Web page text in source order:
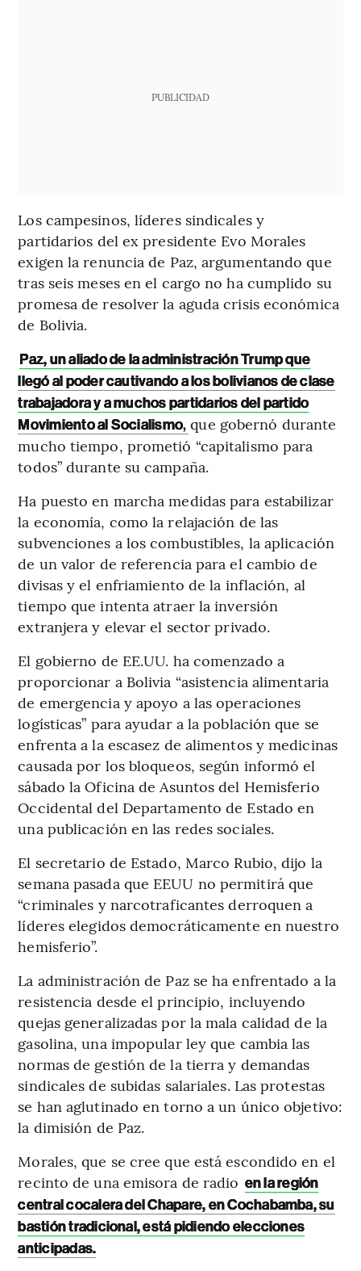
PUBLICIDAD
Los campesinos, líderes sindicales y
partidarios del ex presidente Evo Morales
exigen la renuncia de Paz, argumentando que
tras seis meses en el cargo no ha cumplido su
promesa de resolver la aguda crisis económica
de Bolivia.
Paz, un aliado de la administración Trump que
llegó al poder cautivando a los bolivianos de clase
trabajadora y a muchos partidarios del partido
Movimiento al Socialismo, que gobernó durante
mucho tiempo, prometió “capitalismo para
todos” durante su campaña.
Ha puesto en marcha medidas para estabilizar
la economía, como la relajación de las
subvenciones a los combustibles, la aplicación
de un valor de referencia para el cambio de
divisas y el enfriamiento de la inflación, al
tiempo que intenta atraer la inversión
extranjera y elevar el sector privado.
El gobierno de EE.UU. ha comenzado a
proporcionar a Bolivia “asistencia alimentaria
de emergencia y apoyo a las operaciones
logísticas” para ayudar a la población que se
enfrenta a la escasez de alimentos y medicinas
causada por los bloqueos, según informó el
sábado la Oficina de Asuntos del Hemisferio
Occidental del Departamento de Estado en
una publicación en las redes sociales.
El secretario de Estado, Marco Rubio, dijo la
semana pasada que EEUU no permitirá que
“criminales y narcotraficantes derroquen a
líderes elegidos democráticamente en nuestro
hemisferio”.
La administración de Paz se ha enfrentado a la
resistencia desde el principio, incluyendo
quejas generalizadas por la mala calidad de la
gasolina, una impopular ley que cambia las
normas de gestión de la tierra y demandas
sindicales de subidas salariales. Las protestas
se han aglutinado en torno a un único objetivo:
la dimisión de Paz.
Morales, que se cree que está escondido en el
recinto de una emisora de radio en la región
central cocalera del Chapare, en Cochabamba, su
bastión tradicional, está pidiendo elecciones
anticipadas.